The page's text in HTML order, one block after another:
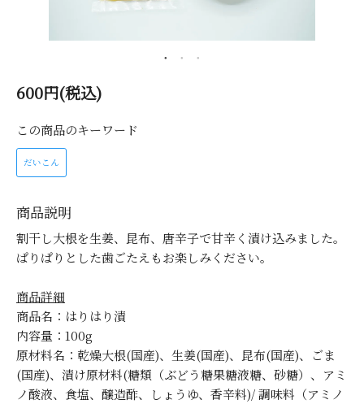
600円(税込)
この商品のキーワード
だいこん
商品説明
割干し大根を生姜、昆布、唐辛子で甘辛く漬け込みました。
ぱりぱりとした歯ごたえもお楽しみください。
商品詳細
商品名：はりはり漬
内容量：100g
原材料名：乾燥大根(国産)、生姜(国産)、昆布(国産)、ごま
(国産)、漬け原材料(糖類（ぶどう糖果糖液糖、砂糖）、アミ
ノ酸液、食塩、醸造酢、しょうゆ、香辛料)/ 調味料（アミノ